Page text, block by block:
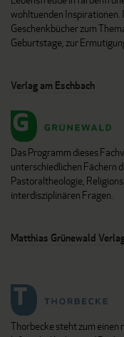
wohltuenden Inspirationen.
Geschenkbücher zum
Geburtstage, zur
Verlag am Eschbach
Das Programm dieses
unterschiedlichen Fächern
Pastoraltheologie,
interdisziplinären Fragen.
Matthias Grünewald
Thorbecke steht zum